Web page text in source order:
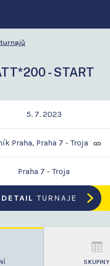
turnajů
- START
5. 7. 2023
Praha, Praha 7 - Troja
Praha 7 - Troja
DETAIL TURNAJE
SKUPINY